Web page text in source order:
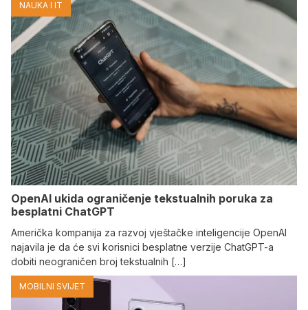
NAUKA I IT
OpenAI ukida ograničenje tekstualnih poruka za
besplatni ChatGPT
Američka kompanija za razvoj vještačke inteligencije OpenAI
najavila je da će svi korisnici besplatne verzije ChatGPT-a
dobiti neograničen broj tekstualnih […]
MOBILNI SVIJET